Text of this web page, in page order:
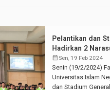
Pelantikan dan
Hadirkan 2
calendar_monthSen, 19 Feb 2024
Senin (19/2/2024)
Universitas Islam
dan Stadium